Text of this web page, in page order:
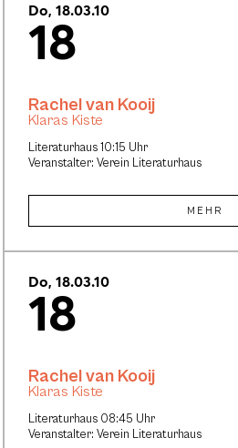
Do, 18.03.10
18
Literaturhaus 10:15 Uhr
Veranstalter: Verein Literaturhaus
Rachel van Kooij
Klaras Kiste
MEHR
Do, 18.03.10
18
Literaturhaus 08:45 Uhr
Veranstalter: Verein Literaturhaus
Rachel van Kooij
Klaras Kiste